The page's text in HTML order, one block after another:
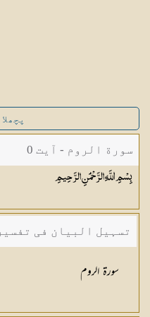
سورة الروم - آیت 0
بِسْمِ اللَّهِ الرَّحْمَٰنِالرَّحِيمِ
تسہیل البیان فی
سورۃ الروم